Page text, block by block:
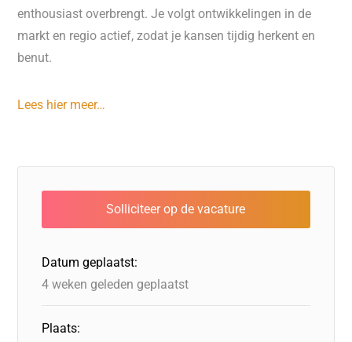
enthousiast overbrengt. Je volgt ontwikkelingen in de
markt en regio actief, zodat je kansen tijdig herkent en
benut.
Lees hier meer…
Datum geplaatst:
4 weken geleden geplaatst
Plaats: